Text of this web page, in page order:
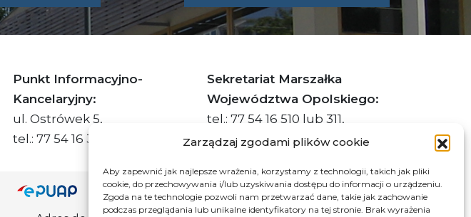
Zarządzaj zgodami plików cookie
Aby zapewnić jak najlepsze wrażenia, korzystamy z technologii, takich jak pliki
cookie, do przechowywania i/lub uzyskiwania dostępu do informacji o urządzeniu.
Zgoda na te technologie pozwoli nam przetwarzać dane, takie jak zachowanie
podczas przeglądania lub unikalne identyfikatory na tej stronie. Brak wyrażenia
Punkt Informacyjno-
Kancelaryjny:
ul. Ostrówek 5,
tel.: 77 54 16 332
Sekretariat Marszałka
Województwa Opolskiego:
tel.: 77 54 16 510 lub 311,
faks: 77 54 16 512
Adres ePUAP Urzędu: /q877fxtk55/SkrytkaESP